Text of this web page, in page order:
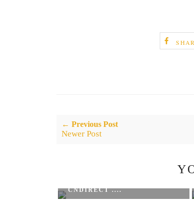
← Previous Post
Newer Post
CNDIRECT ....